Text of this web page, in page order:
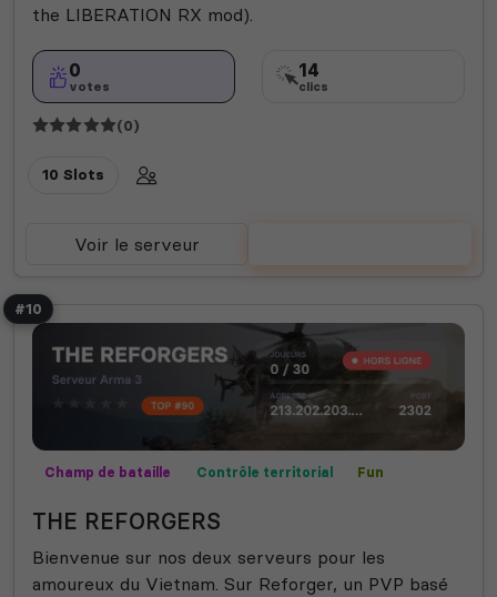
the LIBERATION RX mod).
0
votes
14
clics
(0)
10 Slots
Voir le serveur
#10
Champ de bataille Contrôle territorial
Fun
THE REFORGERS
Bienvenue sur nos deux serveurs pour les
amoureux du Vietnam. Sur Reforger, un PVP basé